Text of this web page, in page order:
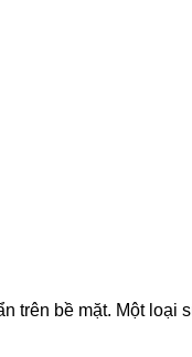
trên bề mặt. Một